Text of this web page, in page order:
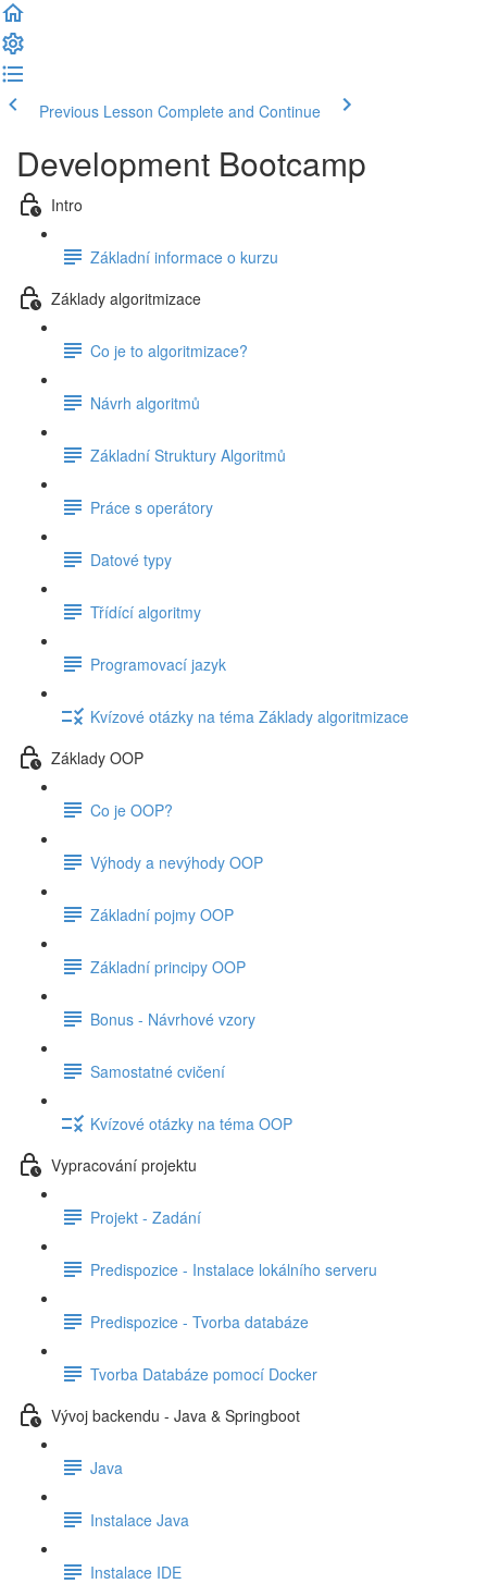
Previous Lesson Complete and Continue
Development Bootcamp
Intro
Základní informace o kurzu
Základy algoritmizace
Co je to algoritmizace?
Návrh algoritmů
Základní Struktury Algoritmů
Práce s operátory
Datové typy
Třídící algoritmy
Programovací jazyk
Kvízové otázky na téma Základy algoritmizace
Základy OOP
Co je OOP?
Výhody a nevýhody OOP
Základní pojmy OOP
Základní principy OOP
Bonus - Návrhové vzory
Samostatné cvičení
Kvízové otázky na téma OOP
Vypracování projektu
Projekt - Zadání
Predispozice - Instalace lokálního serveru
Predispozice - Tvorba databáze
Tvorba Databáze pomocí Docker
Vývoj backendu - Java & Springboot
Java
Instalace Java
Instalace IDE